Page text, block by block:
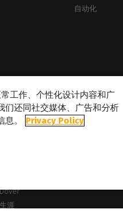
自动化
涯
工作、个性化设计内容和广
们还同社交媒体、广告和分析
。
Privacy Policy